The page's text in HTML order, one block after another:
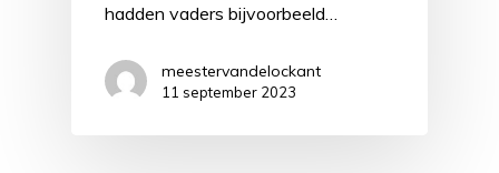
hadden vaders bijvoorbeeld…
meestervandelockant
11 september 2023